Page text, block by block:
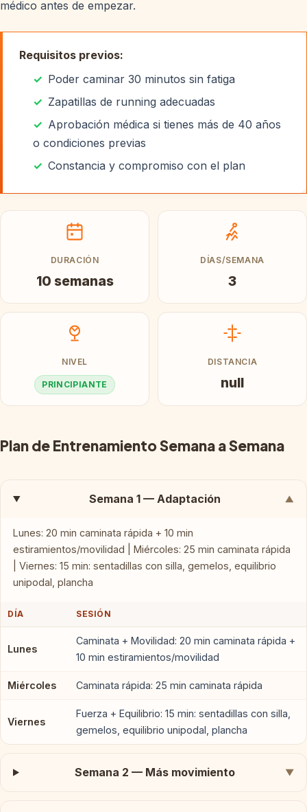
médico antes de empezar.
Requisitos previos:
Poder caminar 30 minutos sin fatiga
Zapatillas de running adecuadas
Aprobación médica si tienes más de 40 años
o condiciones previas
Constancia y compromiso con el plan
DURACIÓN
10 semanas
DÍAS/SEMANA
3
NIVEL
PRINCIPIANTE
DISTANCIA
null
Plan de Entrenamiento Semana a Semana
Semana 1 — Adaptación ▼
Lunes: 20 min caminata rápida + 10 min
estiramientos/movilidad | Miércoles: 25 min caminata rápida
| Viernes: 15 min: sentadillas con silla, gemelos, equilibrio
unipodal, plancha
DÍA SESIÓN
Lunes
Caminata + Movilidad: 20 min caminata rápida +
10 min estiramientos/movilidad
Miércoles Caminata rápida: 25 min caminata rápida
Viernes
Fuerza + Equilibrio: 15 min: sentadillas con silla,
gemelos, equilibrio unipodal, plancha
Semana 2 — Más movimiento ▼